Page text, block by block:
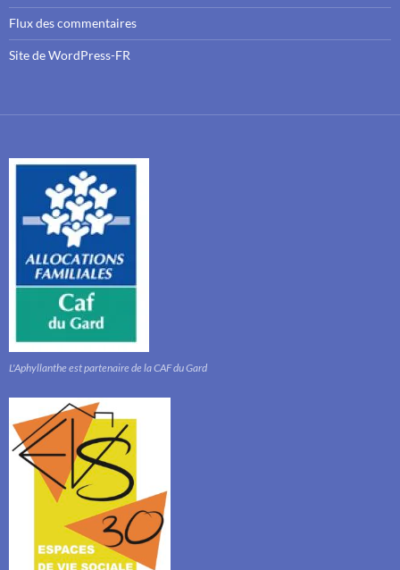
Flux des commentaires
Site de WordPress-FR
L'Aphyllanthe est partenaire de la CAF du Gard